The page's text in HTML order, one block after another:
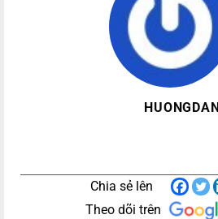
HUONGDAN
Chia sẻ lên
Theo dõi trên